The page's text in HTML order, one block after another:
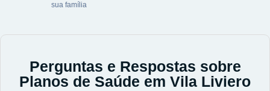
sua família
Perguntas e Respostas sobre
Planos de Saúde em Vila Liviero